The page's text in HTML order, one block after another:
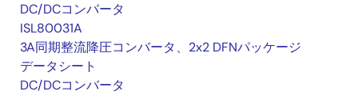
DC/DCコンバータ
ISL80031A
3A同期整流降圧コンバータ、2x2 DFNパッケージ
データシート
DC/DCコンバータ